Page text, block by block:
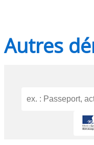
Autres